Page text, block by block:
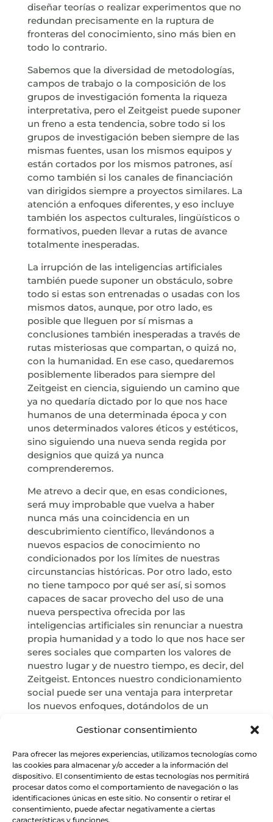
Gestionar consentimiento
Para ofrecer las mejores experiencias, utilizamos tecnologías como
las cookies para almacenar y/o acceder a la información del
dispositivo. El consentimiento de estas tecnologías nos permitirá
procesar datos como el comportamiento de navegación o las
identificaciones únicas en este sitio. No consentir o retirar el
consentimiento, puede afectar negativamente a ciertas
características y funciones.
diseñar teorías o realizar experimentos que no
redundan precisamente en la ruptura de
fronteras del conocimiento, sino más bien en
todo lo contrario.
Sabemos que la diversidad de metodologías,
campos de trabajo o la composición de los
grupos de investigación fomenta la riqueza
interpretativa, pero el Zeitgeist puede suponer
un freno a esta tendencia, sobre todo si los
grupos de investigación beben siempre de las
mismas fuentes, usan los mismos equipos y
están cortados por los mismos patrones, así
como también si los canales de financiación
van dirigidos siempre a proyectos similares. La
atención a enfoques diferentes, y eso incluye
también los aspectos culturales, lingüísticos o
formativos, pueden llevar a rutas de avance
totalmente inesperadas.
La irrupción de las inteligencias artificiales
también puede suponer un obstáculo, sobre
todo si estas son entrenadas o usadas con los
mismos datos, aunque, por otro lado, es
posible que lleguen por sí mismas a
conclusiones también inesperadas a través de
rutas misteriosas que compartan, o quizá no,
con la humanidad. En ese caso, quedaremos
posiblemente liberados para siempre del
Zeitgeist en ciencia, siguiendo un camino que
ya no quedaría dictado por lo que nos hace
humanos de una determinada época y con
unos determinados valores éticos y estéticos,
sino siguiendo una nueva senda regida por
designios que quizá ya nunca
comprenderemos.
Me atrevo a decir que, en esas condiciones,
será muy improbable que vuelva a haber
nunca más una coincidencia en un
descubrimiento científico, llevándonos a
nuevos espacios de conocimiento no
condicionados por los límites de nuestras
circunstancias históricas. Por otro lado, esto
no tiene tampoco por qué ser así, si somos
capaces de sacar provecho del uso de una
nueva perspectiva ofrecida por las
inteligencias artificiales sin renunciar a nuestra
propia humanidad y a todo lo que nos hace ser
seres sociales que comparten los valores de
nuestro lugar y de nuestro tiempo, es decir, del
Zeitgeist. Entonces nuestro condicionamiento
social puede ser una ventaja para interpretar
los nuevos enfoques, dotándolos de un
lastre que nos lleve siempre a las mismas